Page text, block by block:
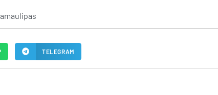
TELEGRAM